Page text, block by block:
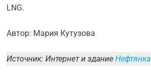
LNG.
Автор: Мария Кутузова
Источник: Интернет и зданиеНефтянка